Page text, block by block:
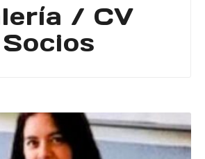
/ CV
Socios